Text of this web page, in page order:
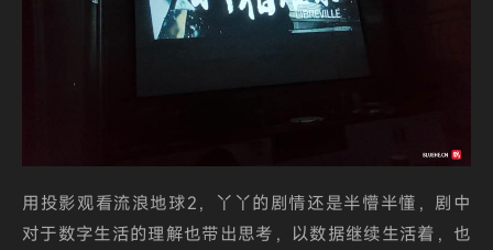
用投影观看流浪地球2，丫丫的剧情还是半懵半懂，剧中
对于数字生活的理解也带出思考，以数据继续生活着，也